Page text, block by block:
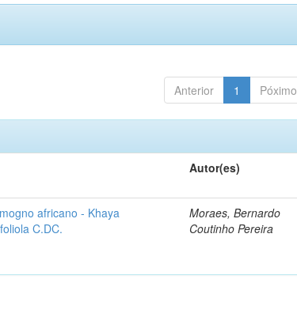
Anterior 1 Póximo
Autor(es)
africano - Khaya
C.DC.
Moraes, Bernardo
Coutinho Pereira